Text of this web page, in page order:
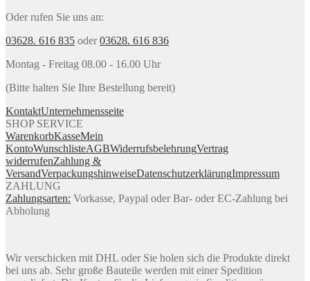
Oder rufen Sie uns an:
03628. 616 835 oder03628. 616 836
Montag - Freitag 08.00 - 16.00 Uhr
(Bitte halten Sie Ihre Bestellung bereit)
KontaktUnternehmensseite
SHOP SERVICE
WarenkorbKasseMein
KontoWunschlisteAGBWiderrufsbelehrungVertrag
widerrufenZahlung &
VersandVerpackungshinweiseDatenschutzerklärungImpressum
ZAHLUNG
Zahlungsarten: Vorkasse, Paypal oder Bar- oder EC-Zahlung bei
Abholung
Wir verschicken mit DHL oder Sie holen sich die Produkte direkt
bei uns ab. Sehr große Bauteile werden mit einer Spedition